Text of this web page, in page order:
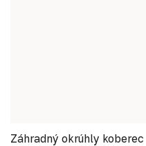
Záhradný okrúhly koberec